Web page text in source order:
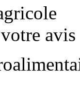
avis